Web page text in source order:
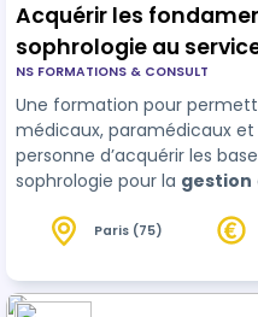
Acquérir les
sophrologie au
professionnels du
NS FORMATIONS & CONSULT
Une formation pour
médicaux, paramédicaux et
personne d’acquérir les
sophrologie pour la gestion
soin, de santé,
champ professionnel
Paris (75)